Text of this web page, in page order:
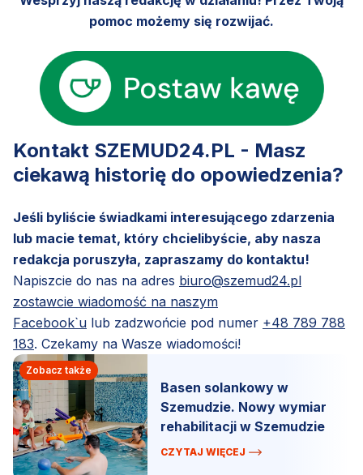
pomoc możemy się rozwijać.
Kontakt SZEMUD24.PL - Masz
ciekawą historię do opowiedzenia?
Jeśli byliście świadkami interesującego zdarzenia
lub macie temat, który chcielibyście, aby nasza
redakcja poruszyła, zapraszamy do kontaktu!
Napiszcie do nas na adres biuro@szemud24.pl
zostawcie wiadomość na naszym
Facebook`u lub zadzwońcie pod numer +48 789 788
183. Czekamy na Wasze wiadomości!
Zobacz także
Basen solankowy w
Szemudzie. Nowy wymiar
rehabilitacji w Szemudzie
CZYTAJ WIĘCEJ